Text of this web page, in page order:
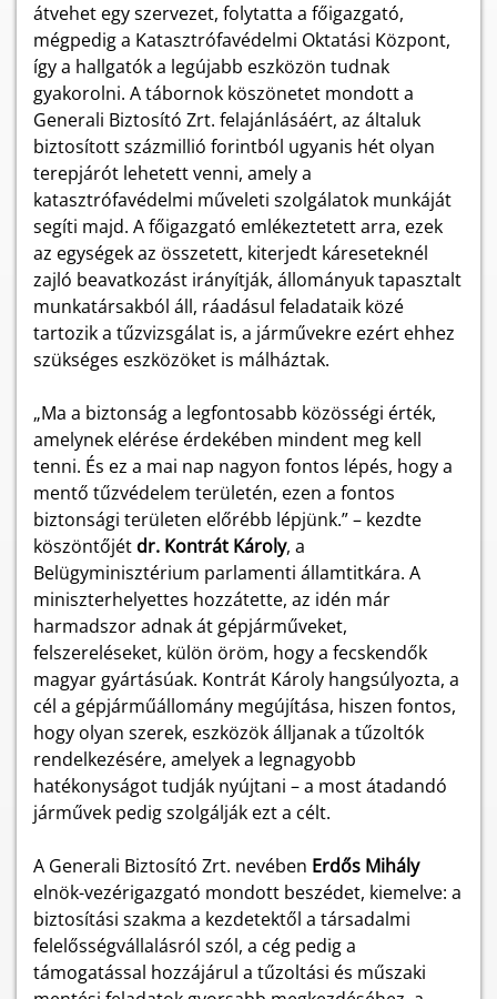
átvehet egy szervezet, folytatta a főigazgató,
mégpedig a Katasztrófavédelmi Oktatási Központ,
így a hallgatók a legújabb eszközön tudnak
gyakorolni. A tábornok köszönetet mondott a
Generali Biztosító Zrt. felajánlásáért, az általuk
biztosított százmillió forintból ugyanis hét olyan
terepjárót lehetett venni, amely a
katasztrófavédelmi műveleti szolgálatok munkáját
segíti majd. A főigazgató emlékeztetett arra, ezek
az egységek az összetett, kiterjedt káreseteknél
zajló beavatkozást irányítják, állományuk tapasztalt
munkatársakból áll, ráadásul feladataik közé
tartozik a tűzvizsgálat is, a járművekre ezért ehhez
szükséges eszközöket is málháztak.
„Ma a biztonság a legfontosabb közösségi érték,
amelynek elérése érdekében mindent meg kell
tenni. És ez a mai nap nagyon fontos lépés, hogy a
mentő tűzvédelem területén, ezen a fontos
biztonsági területen előrébb lépjünk.” – kezdte
köszöntőjét dr. Kontrát Károly, a
Belügyminisztérium parlamenti államtitkára. A
miniszterhelyettes hozzátette, az idén már
harmadszor adnak át gépjárműveket,
felszereléseket, külön öröm, hogy a fecskendők
magyar gyártásúak. Kontrát Károly hangsúlyozta, a
cél a gépjárműállomány megújítása, hiszen fontos,
hogy olyan szerek, eszközök álljanak a tűzoltók
rendelkezésére, amelyek a legnagyobb
hatékonyságot tudják nyújtani – a most átadandó
járművek pedig szolgálják ezt a célt.
A Generali Biztosító Zrt. nevében Erdős Mihály
elnök-vezérigazgató mondott beszédet, kiemelve: a
biztosítási szakma a kezdetektől a társadalmi
felelősségvállalásról szól, a cég pedig a
támogatással hozzájárul a tűzoltási és műszaki